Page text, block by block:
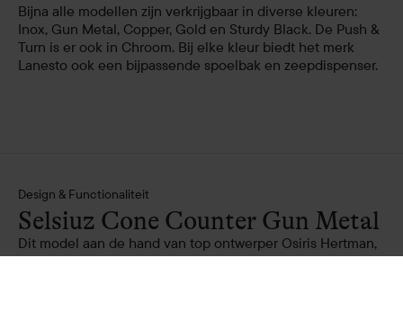
Bijna alle modellen zijn verkrijgbaar in diverse kleuren:
Inox, Gun Metal, Copper, Gold en Sturdy Black. De Push &
Turn is er ook in Chroom. Bij elke kleur biedt het merk
Lanesto ook een bijpassende spoelbak en zeepdispenser.
Design & Functionaliteit
Selsiuz Cone Counter Gun Metal
Dit model aan de hand van top ontwerper Osiris Hertman,
is een sieraad in de keuken. De aparte hendel rechts geeft